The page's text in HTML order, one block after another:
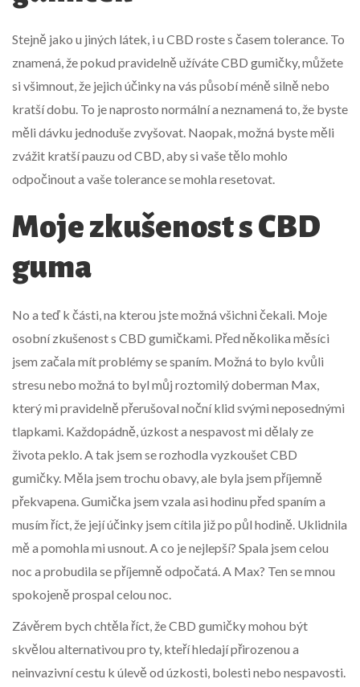
Stejně jako u jiných látek, i u CBD roste s časem tolerance. To
znamená, že pokud pravidelně užíváte CBD gumičky, můžete
si všimnout, že jejich účinky na vás působí méně silně nebo
kratší dobu. To je naprosto normální a neznamená to, že byste
měli dávku jednoduše zvyšovat. Naopak, možná byste měli
zvážit kratší pauzu od CBD, aby si vaše tělo mohlo
odpočinout a vaše tolerance se mohla resetovat.
Moje zkušenost s CBD
guma
No a teď k části, na kterou jste možná všichni čekali. Moje
osobní zkušenost s CBD gumičkami. Před několika měsíci
jsem začala mít problémy se spaním. Možná to bylo kvůli
stresu nebo možná to byl můj roztomilý doberman Max,
který mi pravidelně přerušoval noční klid svými neposednými
tlapkami. Každopádně, úzkost a nespavost mi dělaly ze
života peklo. A tak jsem se rozhodla vyzkoušet CBD
gumičky. Měla jsem trochu obavy, ale byla jsem příjemně
překvapena. Gumička jsem vzala asi hodinu před spaním a
musím říct, že její účinky jsem cítila již po půl hodině. Uklidnila
mě a pomohla mi usnout. A co je nejlepší? Spala jsem celou
noc a probudila se příjemně odpočatá. A Max? Ten se mnou
spokojeně prospal celou noc.
Závěrem bych chtěla říct, že CBD gumičky mohou být
skvělou alternativou pro ty, kteří hledají přirozenou a
neinvazivní cestu k úlevě od úzkosti, bolesti nebo nespavosti.